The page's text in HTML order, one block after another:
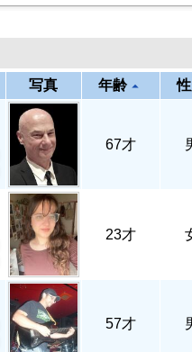
写真 年齢arrow_drop_up
67才
23才
57才